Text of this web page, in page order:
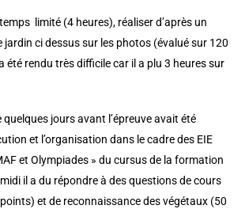
limité (4 heures), réaliser d’après un
jardin ci dessus sur les photos (évalué sur 120
été rendu très difficile car il a plu 3 heures sur
quelques jours avant l’épreuve avait été
et l’organisation dans le cadre des EIE
et Olympiades » du cursus de la formation
il a du répondre à des questions de cours
et de reconnaissance des végétaux (50